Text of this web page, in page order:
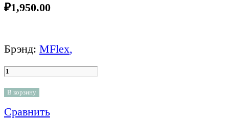
₽1,950.00
Брэнд: MFlex,
В корзину
Сравнить